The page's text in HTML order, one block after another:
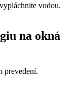
vodou.
na okná
prevedení.